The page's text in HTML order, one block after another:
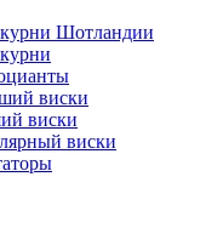
Шотландии
виски
виски
виски